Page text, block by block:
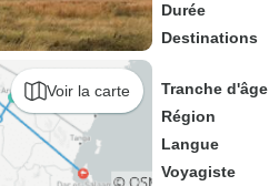
Voir la carte
Durée
Destinations
Tranche d'âge
Région
Langue
Voyagiste